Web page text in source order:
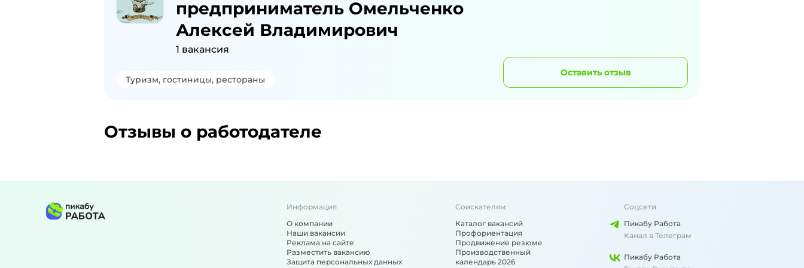
предприниматель Омельченко
Алексей Владимирович
1 вакансия
Туризм, гостиницы, рестораны
Оставить отзыв
Отзывы о работодателе
Информация
О компании
Наши вакансии
Реклама на сайте
Разместить вакансию
Защита персональных данных
Соискателям
Каталог вакансий
Профориентация
Продвижение резюме
Производственный
календарь 2026
Соцсети
Пикабу Работа
Канал в Телеграм
Пикабу Работа